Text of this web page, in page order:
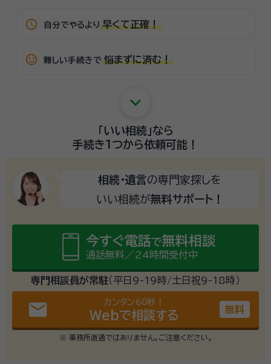
schedule 自分でやるより 早くて正確！
sentiment_satisfied_alt 難しい手続きで 悩まずに済む！
keyboard_arrow_down
「いい相続」なら
手続き1つから依頼可能！
相続・遺言の専門家探しを
いい相続が無料サポート！
今すぐ電話で無料相談
通話無料／24時間受付中
専門相談員が常駐（平日9-19時/土日祝9-18時）
email カンタン60秒！
Webで相談する 無料
※ 事務所直通ではありません。ご注意ください。